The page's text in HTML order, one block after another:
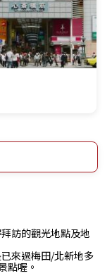
訪的觀光地點及地
來過梅田/北新地多
點喔。